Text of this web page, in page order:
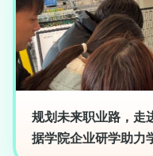
规划未来职业路，
据学院企业研学助力